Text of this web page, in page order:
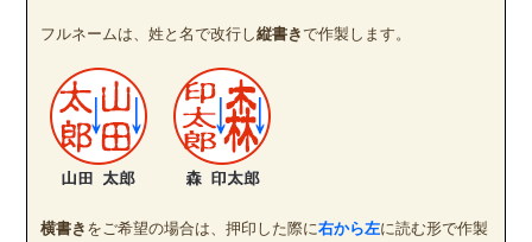
フルネームは、姓と名で改行し縦書きで作製します。
横書き をご希望の場合は、押印した際に右から左に読む形で作製